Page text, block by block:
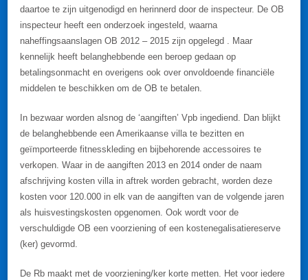
daartoe te zijn uitgenodigd en herinnerd door de inspecteur. De OB
inspecteur heeft een onderzoek ingesteld, waarna
naheffingsaanslagen OB 2012 – 2015 zijn opgelegd . Maar
kennelijk heeft belanghebbende een beroep gedaan op
betalingsonmacht en overigens ook over onvoldoende financiële
middelen te beschikken om de OB te betalen.
In bezwaar worden alsnog de ‘aangiften’ Vpb ingediend. Dan blijkt
de belanghebbende een Amerikaanse villa te bezitten en
geïmporteerde fitnesskleding en bijbehorende accessoires te
verkopen. Waar in de aangiften 2013 en 2014 onder de naam
afschrijving kosten villa in aftrek worden gebracht, worden deze
kosten voor 120.000 in elk van de aangiften van de volgende jaren
als huisvestingskosten opgenomen. Ook wordt voor de
verschuldigde OB een voorziening of een kostenegalisatiereserve
(ker) gevormd.
De Rb maakt met de voorziening/ker korte metten. Het voor iedere